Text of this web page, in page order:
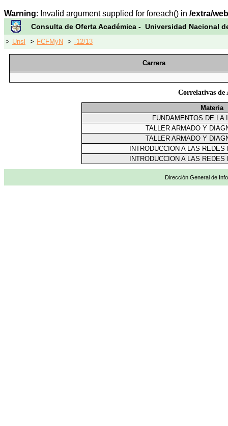
Warning: Invalid argument supplied for foreach() in /extra/
Consulta de Oferta Académica - Universidad Nacional
> Unsl > FCFMyN > -12/13
Carrera
Correlativas de
Materia
FUNDAMENTOS DE LA
TALLER ARMADO Y
TALLER ARMADO Y
INTRODUCCION A LAS
INTRODUCCION A LAS
Dirección General de